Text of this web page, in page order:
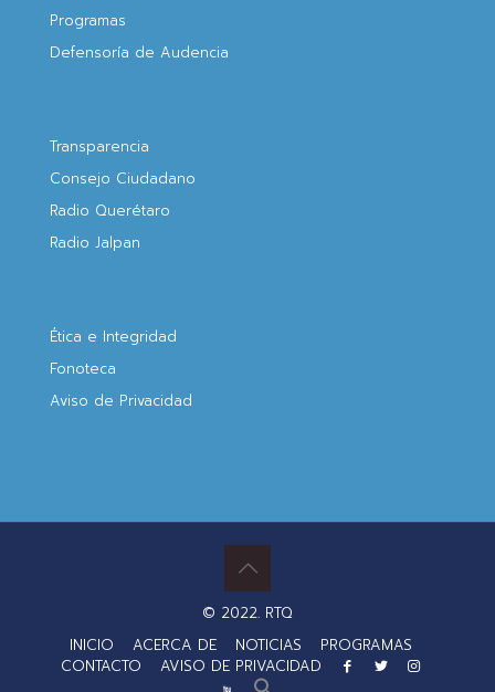
Programas
Defensoría de Audencia
Transparencia
Consejo Ciudadano
Radio Querétaro
Radio Jalpan
Ética e Integridad
Fonoteca
Aviso de Privacidad
© 2022. RTQ
INICIO
ACERCA DE NOTICIAS
PROGRAMAS
CONTACTO
AVISO DE PRIVACIDAD